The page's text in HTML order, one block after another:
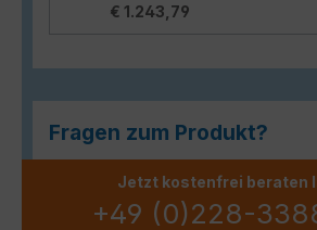
€ 1.243,79
Fragen zum Produkt?
Jetzt kostenfrei beraten
+49 (0)228-